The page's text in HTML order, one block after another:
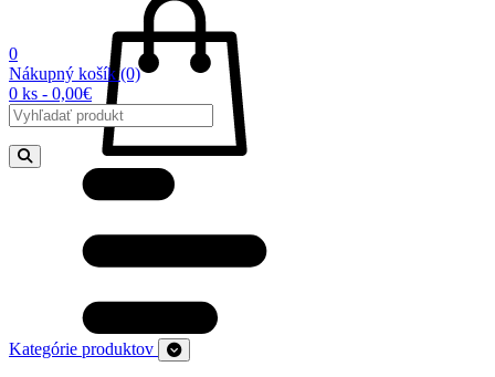
0
Nákupný košík(0)
0 ks - 0,00€
Kategórie produktov